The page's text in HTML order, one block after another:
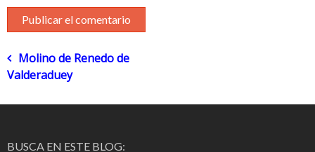
Navegación
Molino de Renedo de
Valderaduey
BUSCA EN ESTE BLOG: